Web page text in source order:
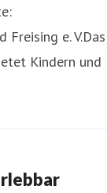
Freising e. V.Das
Kindern und